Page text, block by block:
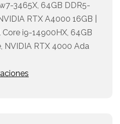
3465X, 64GB DDR5-
RTX A4000 16GB |
Core i9-14900HX, 64GB
NVIDIA RTX 4000 Ada